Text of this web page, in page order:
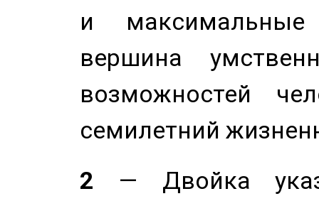
и
вершина
возможностей
семилетний
2 — Двойка